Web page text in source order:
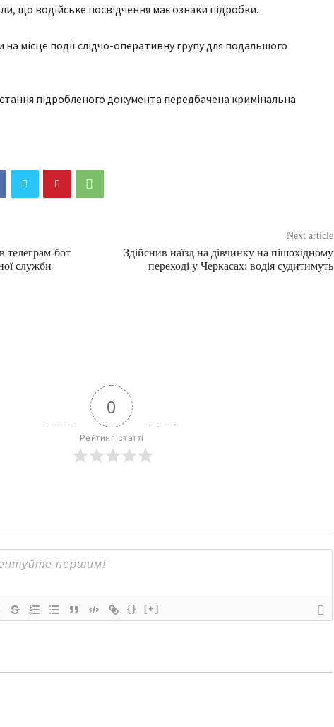
що водійське посвідчення має ознаки підробки.
місце події слідчо-оперативну групу для подальшого
підробленого документа передбачена кримінальна
телеграм-бот
служби
Next article
Здійснив наїзд на дівчинку на пішохідному
переході у Черкасах: водія судитимуть
0
Рейтинг статті
{} [+]